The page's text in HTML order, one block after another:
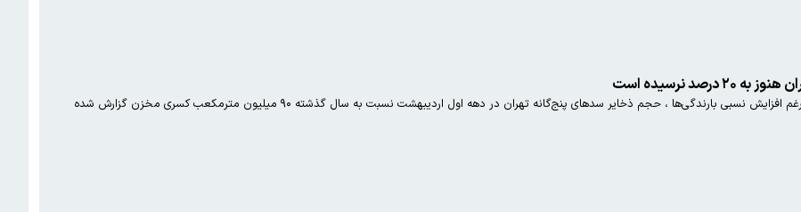
نرسیده است
سخنگوی آبفای تهران اعلام کرد که علیرغم افزایش نسبی بارندگی‌ها ، حجم ذخایر سدهای پنج‌گانه تهران در دهه اول اردیبهشت نسبت به سال گذشته ۹۰ میلیون مترمکعب کسری مخزن گزارش شده